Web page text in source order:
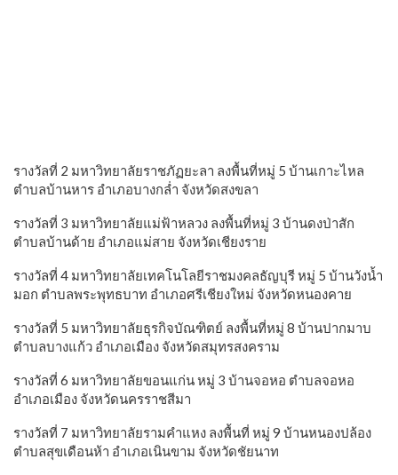
รางวัลที่ 2 มหาวิทยาลัยราชภัฏยะลา ลงพื้นที่หมู่ 5 บ้านเกาะไหล
ตำบลบ้านหาร อำเภอบางกล่ำ จังหวัดสงขลา
รางวัลที่ 3 มหาวิทยาลัยแม่ฟ้าหลวง ลงพื้นที่หมู่ 3 บ้านดงป่าสัก
ตำบลบ้านด้าย อำเภอแม่สาย จังหวัดเชียงราย
รางวัลที่ 4 มหาวิทยาลัยเทคโนโลยีราชมงคลธัญบุรี หมู่ 5 บ้านวังน้ำ
มอก ตำบลพระพุทธบาท อำเภอศรีเชียงใหม่ จังหวัดหนองคาย
รางวัลที่ 5 มหาวิทยาลัยธุรกิจบัณฑิตย์ ลงพื้นที่หมู่ 8 บ้านปากมาบ
ตำบลบางแก้ว อำเภอเมือง จังหวัดสมุทรสงคราม
รางวัลที่ 6 มหาวิทยาลัยขอนแก่น หมู่ 3 บ้านจอหอ ตำบลจอหอ
อำเภอเมือง จังหวัดนครราชสีมา
รางวัลที่ 7 มหาวิทยาลัยรามคำแหง ลงพื้นที่ หมู่ 9 บ้านหนองปล้อง
ตำบลสุขเดือนห้า อำเภอเนินขาม จังหวัดชัยนาท